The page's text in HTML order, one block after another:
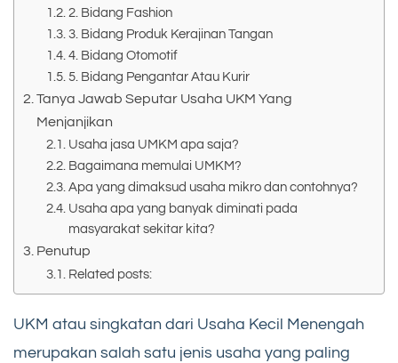
2. Bidang Fashion
3. Bidang Produk Kerajinan Tangan
4. Bidang Otomotif
5. Bidang Pengantar Atau Kurir
Tanya Jawab Seputar Usaha UKM Yang
Menjanjikan
Usaha jasa UMKM apa saja?
Bagaimana memulai UMKM?
Apa yang dimaksud usaha mikro dan contohnya?
Usaha apa yang banyak diminati pada
masyarakat sekitar kita?
Penutup
Related posts:
UKM atau singkatan dari Usaha Kecil Menengah
merupakan salah satu jenis usaha yang paling